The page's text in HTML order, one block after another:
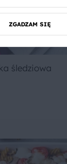
śledziowa
ZGADZAM SIĘ